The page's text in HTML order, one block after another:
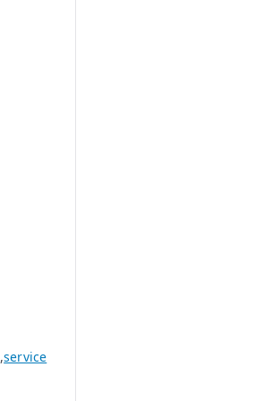
,service